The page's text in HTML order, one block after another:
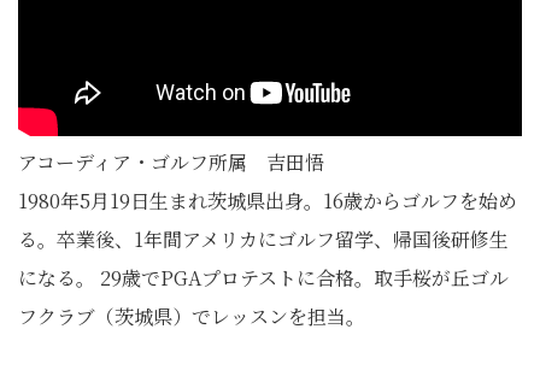
アコーディア・ゴルフ所属 吉田悟
1980年5月19日生まれ茨城県出身。16歳からゴルフを始め
る。卒業後、1年間アメリカにゴルフ留学、帰国後研修生
になる。 29歳でPGAプロテストに合格。取手桜が丘ゴル
フクラブ（茨城県）でレッスンを担当。